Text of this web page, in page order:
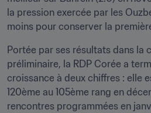
la pression exercée par les
moins pour conserver la
Portée par ses résultats dans la
préliminaire, la RDP Corée a
croissance à deux chiffres : elle
120ème au 105ème rang en
rencontres programmées en